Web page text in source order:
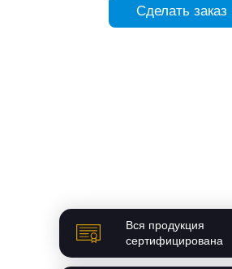
Сделать заказ
Вся продукция
сертифицирована
Сделать заказ